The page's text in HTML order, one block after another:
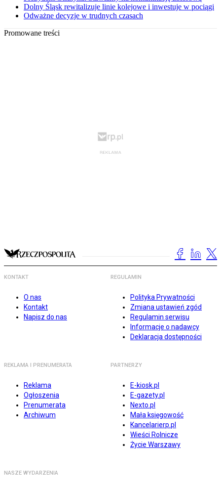
Dolny Śląsk rewitalizuje linie kolejowe i inwestuje w pociągi
Odważne decyzje w trudnych czasach
Promowane treści
KONTAKT
O nas
Kontakt
Napisz do nas
REGULAMIN
Polityka Prywatności
Zmiana ustawień zgód
Regulamin serwisu
Informacje o nadawcy
Deklaracja dostępności
REKLAMA I PRENUMERATA
Reklama
Ogłoszenia
Prenumerata
Archiwum
PARTNERZY
E-kiosk.pl
E-gazety.pl
Nexto.pl
Mała księgowość
Kancelarierp.pl
Wieści Rolnicze
Życie Warszawy
NASZE WYDARZENIA